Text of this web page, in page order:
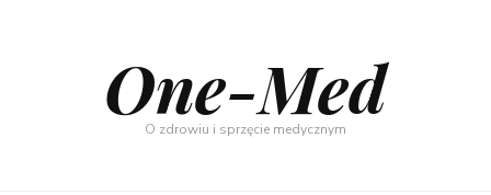
One-Med
O zdrowiu i sprzęcie medycznym